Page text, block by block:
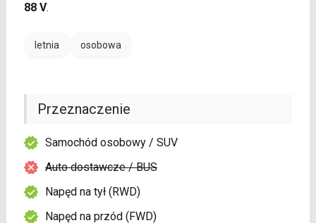
88 V.
letnia osobowa
Przeznaczenie
Samochód osobowy / SUV
Auto dostawcze / BUS
Napęd na tył (RWD)
Napęd na przód (FWD)